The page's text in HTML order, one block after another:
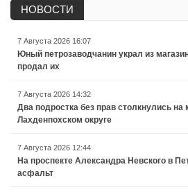
НОВОСТИ
7 Августа 2026 16:07
Юный петрозаводчанин украл из
продал их
7 Августа 2026 14:32
Два подростка без прав столкнулись на
Лахденпохском округе
7 Августа 2026 12:44
На проспекте Александра Невского в
асфальт